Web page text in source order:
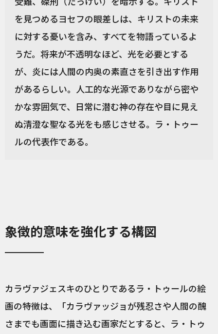
を見つめるヨセフの眼差しは、キリストの未来
に対する憂いを含み、すべてを物語っているよ
うだ。将来が不透明なほど、光を必要とする
が、炎には人間の内奥の素直さを引き出す作用
があるらしい。人工的な光源でありながら密や
かな雰囲気で、日常に潜む神の存在や目に見え
ぬ清澄な聖なる光をも感じさせる。ラ・トゥー
ルの代表作である。
象徴的意味を強化する構図
カラヴァジェスキのひとりであるラ・トゥールの絵
画の特徴は、「カラヴァッジョが残忍さや人間の醜
さまでも画面に描き込む画家だとすると、ラ・トゥ